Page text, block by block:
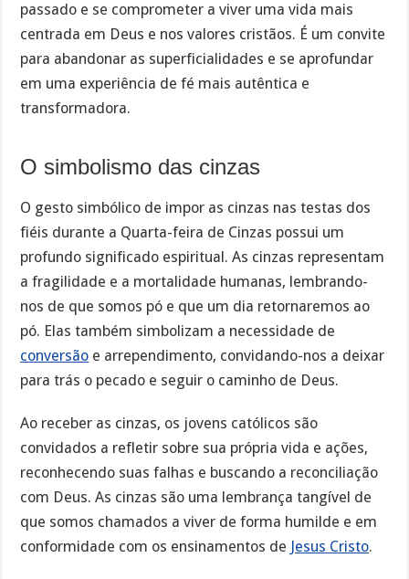
passado e se comprometer a viver uma vida mais
centrada em Deus e nos valores cristãos. É um convite
para abandonar as superficialidades e se aprofundar
em uma experiência de fé mais autêntica e
transformadora.
O simbolismo das cinzas
O gesto simbólico de impor as cinzas nas testas dos
fiéis durante a Quarta-feira de Cinzas possui um
profundo significado espiritual. As cinzas representam
a fragilidade e a mortalidade humanas, lembrando-
nos de que somos pó e que um dia retornaremos ao
pó. Elas também simbolizam a necessidade de
conversão e arrependimento, convidando-nos a deixar
para trás o pecado e seguir o caminho de Deus.
Ao receber as cinzas, os jovens católicos são
convidados a refletir sobre sua própria vida e ações,
reconhecendo suas falhas e buscando a reconciliação
com Deus. As cinzas são uma lembrança tangível de
que somos chamados a viver de forma humilde e em
conformidade com os ensinamentos de Jesus Cristo.